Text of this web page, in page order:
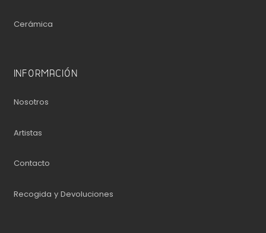
Cerámica
INFORMACIÓN
Nosotros
Artistas
Contacto
Recogida y Devoluciones